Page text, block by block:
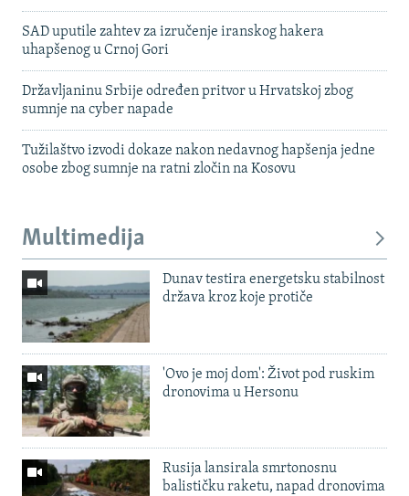
SAD uputile zahtev za izručenje iranskog hakera
uhapšenog u Crnoj Gori
Državljaninu Srbije određen pritvor u Hrvatskoj zbog
sumnje na cyber napade
Tužilaštvo izvodi dokaze nakon nedavnog hapšenja jedne
osobe zbog sumnje na ratni zločin na Kosovu
Multimedija
Dunav testira energetsku stabilnost
država kroz koje protiče
'Ovo je moj dom': Život pod ruskim
dronovima u Hersonu
Rusija lansirala smrtonosnu
balističku raketu, napad dronovima